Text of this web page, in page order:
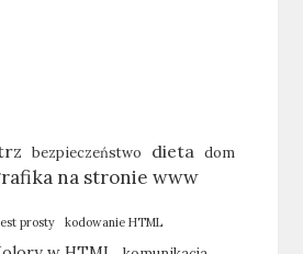
bezpieczeństwo dieta dom
na stronie www
prosty kodowanie HTML